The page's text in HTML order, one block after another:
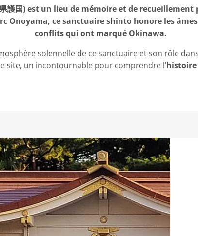
護国) est un lieu de mémoire et de
Onoyama, ce sanctuaire shinto honore les
conflits qui ont marqué Okinawa.
solennelle de ce sanctuaire et son rôle
site, un incontournable pour comprendre l’histoire